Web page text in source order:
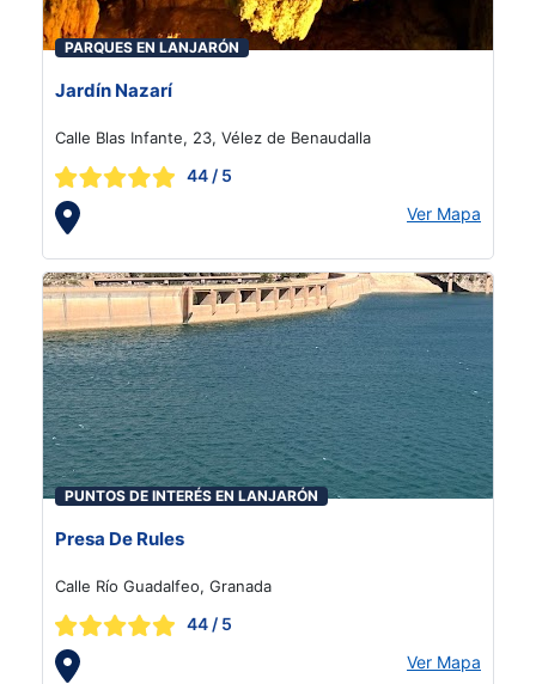
PARQUES EN LANJARÓN
Jardín Nazarí
Calle Blas Infante, 23, Vélez de Benaudalla
44 / 5
Ver Mapa
PUNTOS DE INTERÉS EN LANJARÓN
Presa De Rules
Calle Río Guadalfeo, Granada
44 / 5
Ver Mapa